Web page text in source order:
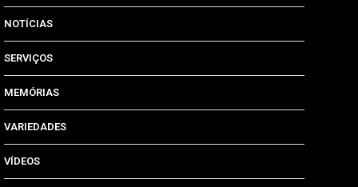
NOTÍCIAS
SERVIÇOS
MEMÓRIAS
VARIEDADES
VÍDEOS